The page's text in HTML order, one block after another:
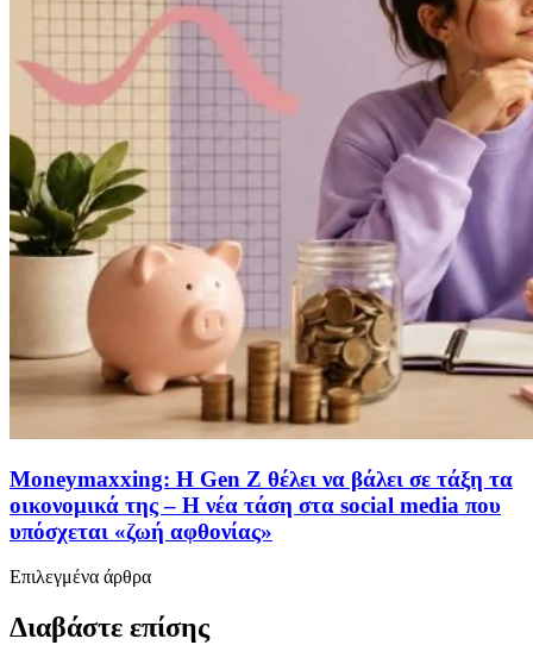
Moneymaxxing: Η Gen Z θέλει να βάλει σε τάξη τα
οικονομικά της – Η νέα τάση στα social media που
υπόσχεται «ζωή αφθονίας»
Επιλεγμένα άρθρα
Διαβάστε επίσης